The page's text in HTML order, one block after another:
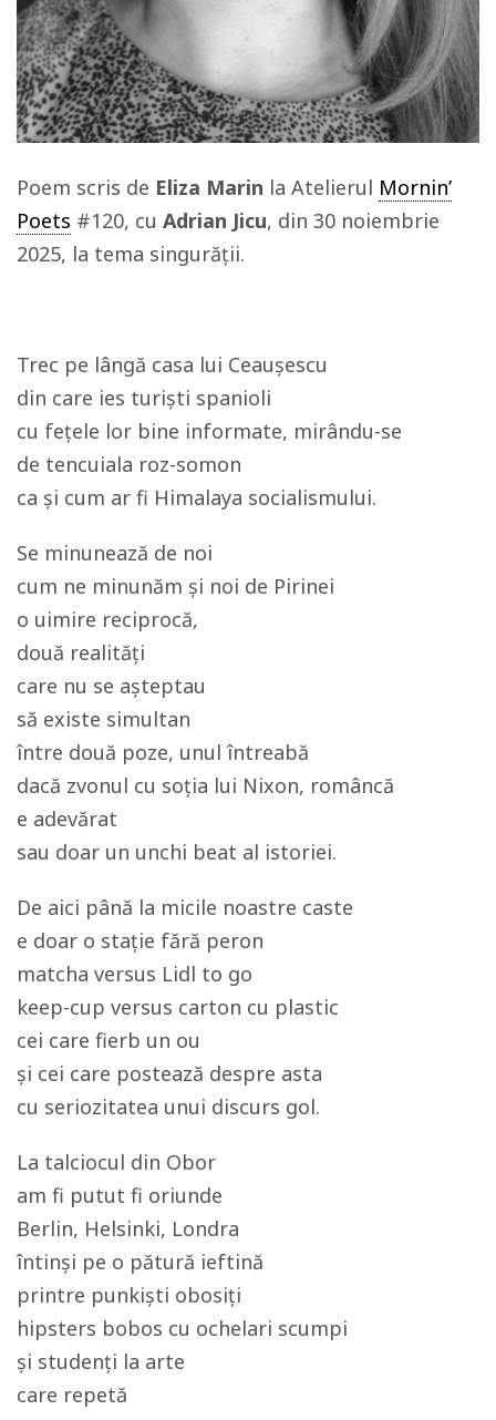
Poem scris de Eliza Marin la Atelierul Mornin’
Poets #120, cu Adrian Jicu, din 30 noiembrie
2025, la tema singurății.
Trec pe lângă casa lui Ceaușescu
din care ies turiști spanioli
cu fețele lor bine informate, mirându-se
de tencuiala roz-somon
ca și cum ar fi Himalaya socialismului.
Se minunează de noi
cum ne minunăm și noi de Pirinei
o uimire reciprocă,
două realități
care nu se așteptau
să existe simultan
între două poze, unul întreabă
dacă zvonul cu soția lui Nixon, româncă
e adevărat
sau doar un unchi beat al istoriei.
De aici până la micile noastre caste
e doar o stație fără peron
matcha versus Lidl to go
keep-cup versus carton cu plastic
cei care fierb un ou
și cei care postează despre asta
cu seriozitatea unui discurs gol.
La talciocul din Obor
am fi putut fi oriunde
Berlin, Helsinki, Londra
întinși pe o pătură ieftină
printre punkiști obosiți
hipsters bobos cu ochelari scumpi
și studenți la arte
care repetă